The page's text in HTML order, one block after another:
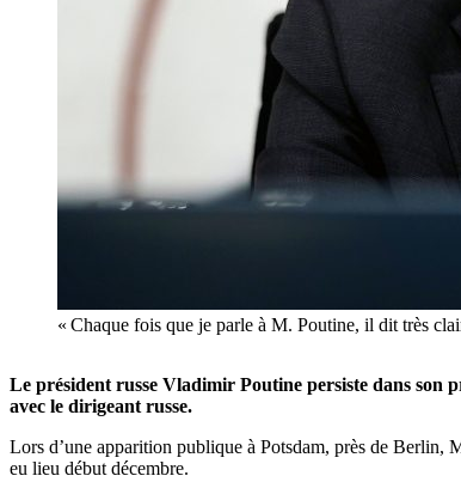
« Chaque fois que je parle à M. Poutine, il dit très
Le président russe Vladimir Poutine persiste dans son
avec le dirigeant russe.
Lors d’une apparition publique à Potsdam, près de Berlin,
eu lieu début décembre.